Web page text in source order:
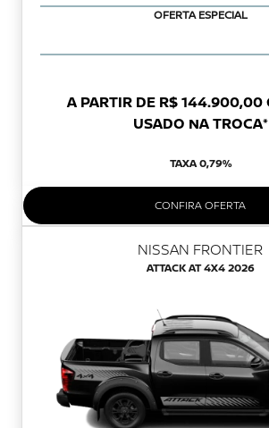
OFERTA ESPECIAL
A PARTIR DE R$ 144.900,00 COM SEU
USADO NA TROCA*
TAXA 0,79%
CONFIRA OFERTA
NISSAN FRONTIER
ATTACK AT 4X4 2026